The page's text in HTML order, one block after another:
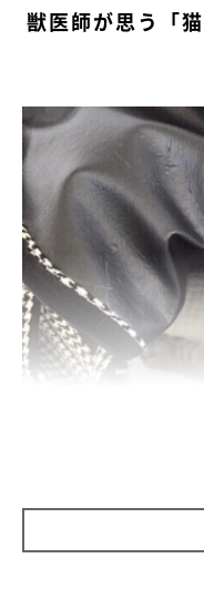
獣医師が思う「